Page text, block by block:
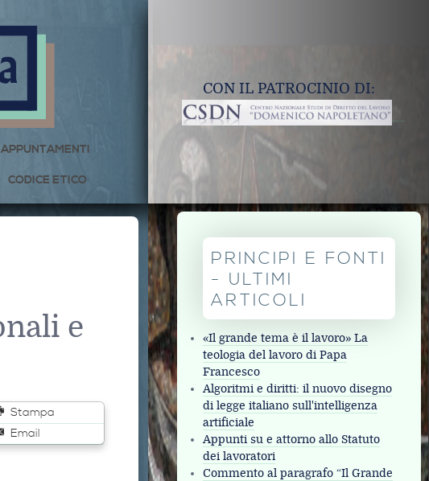
APPUNTAMENTI
CODICE ETICO
CON IL PATROCINIO DI:
e
Stampa
Email
PRINCIPI E FONTI
- ULTIMI
ARTICOLI
«Il grande tema è il lavoro» La
teologia del lavoro di Papa
Francesco
Algoritmi e diritti: il nuovo disegno
di legge italiano sull'intelligenza
artificiale
Appunti su e attorno allo Statuto
dei lavoratori
Commento al paragrafo “Il Grande